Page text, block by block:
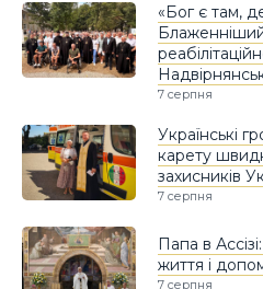
«Бог є там,
7 серпня
Українські
карету
захисників
7 серпня
Папа в
життя і
7 серпня